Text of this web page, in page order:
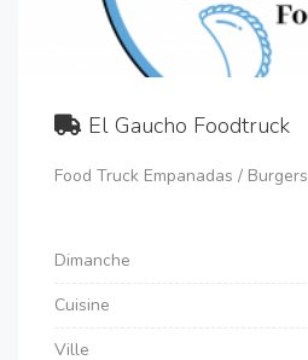
El Gaucho Foodtruck
Food Truck Empanadas / Burgers
Dimanche
Cuisine
Ville